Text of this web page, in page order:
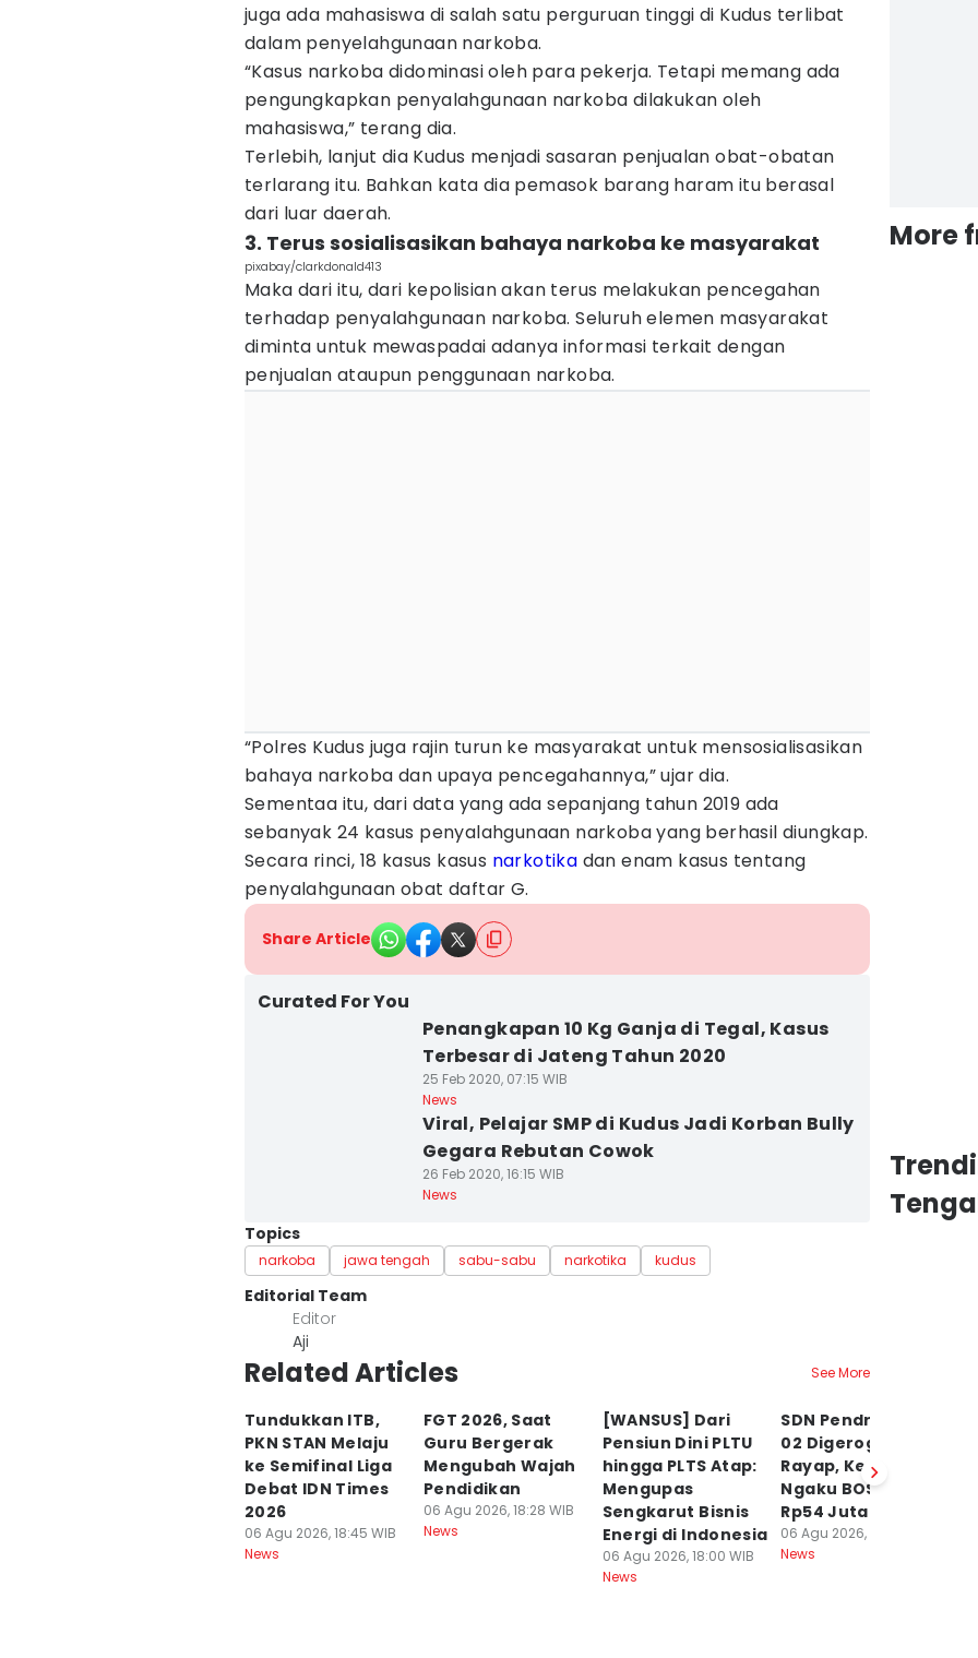
juga ada mahasiswa di salah satu perguruan tinggi di Kudus terlibat
dalam penyelahgunaan narkoba.
“Kasus narkoba didominasi oleh para pekerja. Tetapi memang ada
pengungkapkan penyalahgunaan narkoba dilakukan oleh
mahasiswa,” terang dia.
Terlebih, lanjut dia Kudus menjadi sasaran penjualan obat-obatan
terlarang itu. Bahkan kata dia pemasok barang haram itu berasal
dari luar daerah.
3. Terus sosialisasikan bahaya narkoba ke masyarakat
pixabay/clarkdonald413
Maka dari itu, dari kepolisian akan terus melakukan pencegahan
terhadap penyalahgunaan narkoba. Seluruh elemen masyarakat
diminta untuk mewaspadai adanya informasi terkait dengan
penjualan ataupun penggunaan narkoba.
“Polres Kudus juga rajin turun ke masyarakat untuk mensosialisasikan
bahaya narkoba dan upaya pencegahannya,” ujar dia.
Sementaa itu, dari data yang ada sepanjang tahun 2019 ada
sebanyak 24 kasus penyalahgunaan narkoba yang berhasil diungkap.
Secara rinci, 18 kasus kasus narkotika dan enam kasus tentang
penyalahgunaan obat daftar G.
Share Article
Curated For You
Penangkapan 10 Kg Ganja di Tegal, Kasus
Terbesar di Jateng Tahun 2020
25 Feb 2020, 07:15 WIB
News
Viral, Pelajar SMP di Kudus Jadi Korban Bully
Gegara Rebutan Cowok
26 Feb 2020, 16:15 WIB
News
Topics
narkoba jawa tengah sabu-sabu narkotika kudus
Editorial Team
Editor
Aji
Related Articles See More
Tundukkan ITB,
PKN STAN Melaju
ke Semifinal Liga
Debat IDN Times
2026
06 Agu 2026, 18:45 WIB
News
FGT 2026, Saat
Guru Bergerak
Mengubah Wajah
Pendidikan
06 Agu 2026, 18:28 WIB
News
[WANSUS] Dari
Pensiun Dini PLTU
hingga PLTS Atap:
Mengupas
Sengkarut Bisnis
Energi di Indonesia
06 Agu 2026, 18:00 WIB
News
SDN Pendrikan Lor
02 Digerogoti
Rayap, Kepsek
Ngaku BOS Cuma
Rp54 Juta
06 Agu 2026, 17:49 WIB
News
More